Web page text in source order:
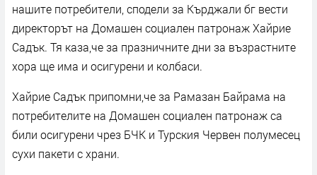
нашите потребители, сподели за Кърджали бг вести
директорът на Домашен социален патронаж Хайрие
Садък. Тя каза,че за празничните дни за възрастните
хора ще има и осигурени и колбаси.
Хайрие Садък припомни,че за Рамазан Байрама на
потребителите на Домашен социален патронаж са
били осигурени чрез БЧК и Турския Червен полумесец
сухи пакети с храни.